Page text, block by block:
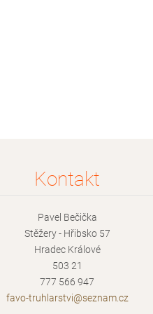
Kontakt
Pavel Bečička
Stěžery - Hřibsko 57
Hradec Králové
503 21
777 566 947
favo-truhlarstvi@seznam.cz